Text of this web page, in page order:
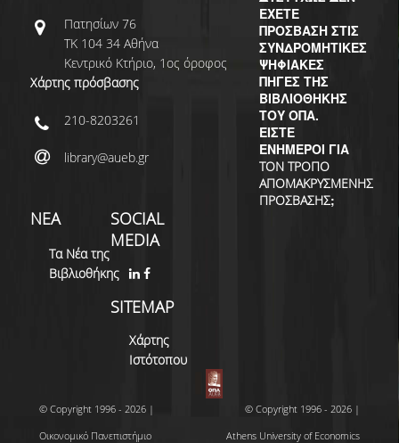
ΕΧΕΤΕ
ΠΡΟΣΒΑΣΗ ΣΤΙΣ
ΣΥΝΔΡΟΜΗΤΙΚΕΣ
ΨΗΦΙΑΚΕΣ
ΠΗΓΕΣ ΤΗΣ
ΒΙΒΛΙΟΘΗΚΗΣ
ΤΟΥ ΟΠΑ.
ΕΙΣΤΕ
ΕΝΗΜΕΡΟΙ ΓΙΑ
ΤΟΝ ΤΡΟΠΟ
ΑΠΟΜΑΚΡΥΣΜΕΝΗΣ
ΠΡΟΣΒΑΣΗΣ;
Πατησίων 76
ΤΚ 104 34 Αθήνα
Κεντρικό Κτήριο, 1ος όροφος
Χάρτης πρόσβασης
210-8203261
library@aueb.gr
ΝΕΑ
Τα Νέα της
Βιβλιοθήκης
SOCIAL
MEDIA
SITEMAP
Χάρτης
Ιστότοπου
© Copyright 1996 - 2026 |
Οικονομικό Πανεπιστήμιο
© Copyright 1996 - 2026 |
Athens University of Economics